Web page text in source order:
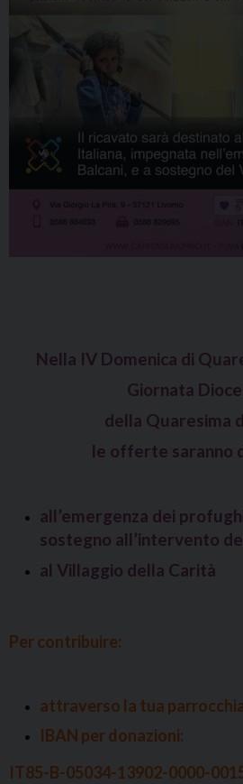
Nella IV Domenica di
Giornata
della Quaresima
le offerte saranno
all’emergenza dei
sostegno all’intervento
al Villaggio della Carità
Per contribuire:
attraverso la tua
IBAN per donazioni:
IT85-B-05034-13902-0000-